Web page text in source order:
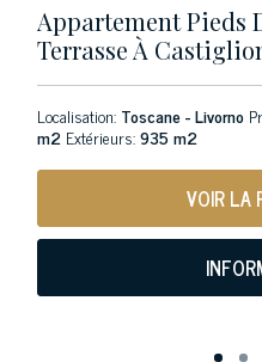
Appartement Pieds
Terrasse À
Localisation: Toscane - Livorno
m2 Extérieurs:935 m2
VOIR LA